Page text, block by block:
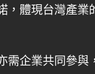
，體現台灣產業
企業共同參與